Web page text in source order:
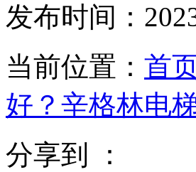
发布时间：
当前位置： 首
好？辛格林电
分享到 ：